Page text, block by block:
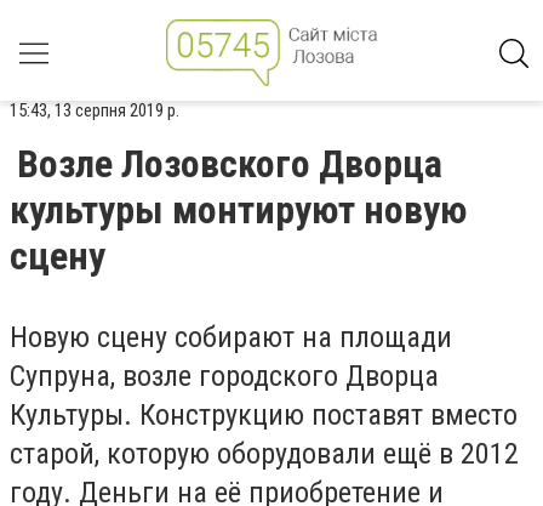
15:43, 13 серпня 2019 р.
Возле Лозовского Дворца
культуры монтируют новую
сцену
Новую сцену собирают на площади
Супруна, возле городского Дворца
Культуры. Конструкцию поставят вместо
старой, которую оборудовали ещё в 2012
году. Деньги на её приобретение и